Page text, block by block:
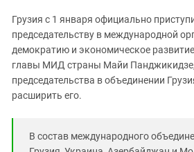
КАВКАЗ ЗА
Ингушетия
Кабардино-Балкария
Калмыкия
Карачаево-Черкесия
Нагорный Карабах
Грузия с 1 января официально
председательству в международной
демократию и экономическое
главы МИД страны Майи
председательства в объединении
расширить его.
В состав международного